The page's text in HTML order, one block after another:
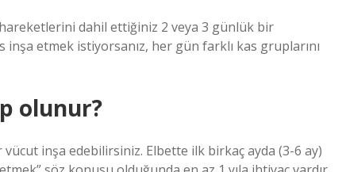
dahil ettiğiniz 2 veya 3 günlük bir
etmek istiyorsanız, her gün farklı kas gruplarını
olunur?
inşa edebilirsiniz. Elbette ilk birkaç ayda (3-6 ay)